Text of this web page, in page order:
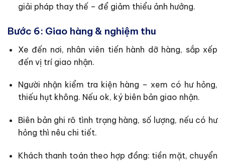
giải pháp thay thế – để giảm thiểu ảnh hưởng.
Bước 6: Giao hàng & nghiệm thu
Xe đến nơi, nhân viên tiến hành dỡ hàng, sắp xếp
đến vị trí giao nhận.
Người nhận kiểm tra kiện hàng – xem có hư hỏng,
thiếu hụt không. Nếu ok, ký biên bản giao nhận.
Biên bản ghi rõ tình trạng hàng, số lượng, nếu có hư
hỏng thì nêu chi tiết.
Khách thanh toán theo hợp đồng: tiền mặt, chuyển